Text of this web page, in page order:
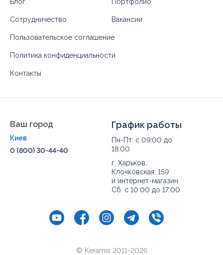
Сотрудничество Вакансии
Пользовательское соглашение
Политика конфиденциальности
Контакты
Ваш город
Киев
0 (800) 30-44-40
График работы
Пн-Пт: с 09:00 до
18:00
г. Харьков,
Клочковская, 159
и интернет-магазин:
Сб: с 10:00 до 17:00
© Keramis 2011-2026